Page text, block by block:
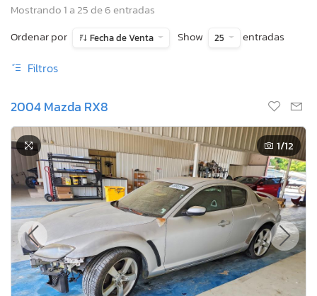
Mostrando 1 a 25 de 6 entradas
Ordenar por
Fecha de Venta Show 25 entradas
Filtros
2004 Mazda RX8
1/12